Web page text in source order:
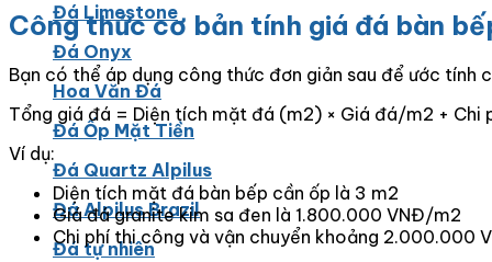
Đá Limestone
Đá Onyx
Hoa Văn Đá
Đá Ốp Mặt Tiền
Đá Quartz Alpilus
Đá Alpilus Brazil
Đá tự nhiên
Công thức cơ bản tính giá đá bàn
Bạn có thể áp dụng công thức đơn giản sau để ước tính
Tổng giá đá = Diện tích mặt đá (m2) × Giá đá/m2 + Chi
Ví dụ:
Diện tích mặt đá bàn bếp cần ốp là 3 m2
Giá đá granite kim sa đen là 1.800.000 VNĐ/m2
Chi phí thi công và vận chuyển khoảng 2.000.000